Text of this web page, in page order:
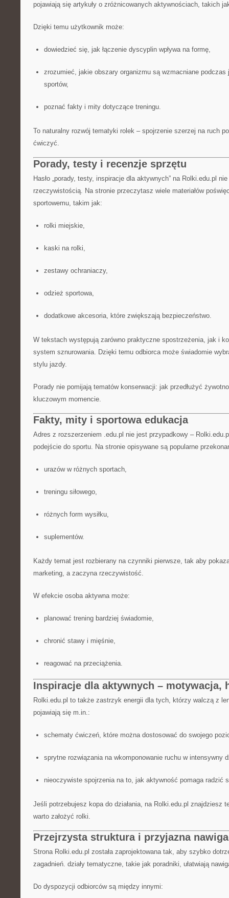
pojawiają się artykuły o zróżnicowanych aktywnościach, takich
Dzięki temu użytkownik może:
dowiedzieć się, jak łączenie dyscyplin wpływa na formę,
zrozumieć, jakie obszary organizmu są wzmacniane
sportów,
poznać fakty i mity dotyczące treningu.
To naturalny rozwój tematyki rolek – spojrzenie szerzej na ruch
ćwiczyć.
Porady, testy i recenzje sprzętu
Hasło „porady, testy, inspiracje dla aktywnych” na Rolki.edu.pl
rzeczywistością. Na stronie przeczytasz wiele materiałów
sportowemu, takim jak:
rolki miejskie,
kaski na rolki,
zestawy ochraniaczy,
odzież sportowa,
dodatkowe akcesoria, które zwiększają bezpieczeństwo.
W tekstach występują zarówno praktyczne spostrzeżenia, jak i
system sznurowania. Dzięki temu odbiorca może świadomie
stylu jazdy.
Porady nie pomijają tematów konserwacji: jak przedłużyć
kluczowym momencie.
Fakty, mity i sportowa edukacja
Adres z rozszerzeniem .edu.pl nie jest przypadkowy –
podejście do sportu. Na stronie opisywane są popularne
urazów w różnych sportach,
treningu siłowego,
różnych form wysiłku,
suplementów.
Każdy temat jest rozbierany na czynniki pierwsze, tak aby
marketing, a zaczyna rzeczywistość.
W efekcie osoba aktywna może:
planować trening bardziej świadomie,
chronić stawy i mięśnie,
reagować na przeciążenia.
Inspiracje dla aktywnych – motywacja,
Rolki.edu.pl to także zastrzyk energii dla tych, którzy walczą z
pojawiają się m.in.:
schematy ćwiczeń, które można dostosować do swojego
sprytne rozwiązania na wkomponowanie ruchu w intensywny
nieoczywiste spojrzenia na to, jak aktywność pomaga radzić
Jeśli potrzebujesz kopa do działania, na Rolki.edu.pl znajdziesz
warto założyć rolki.
Przejrzysta struktura i przyjazna
Strona Rolki.edu.pl została zaprojektowana tak, aby szybko
zagadnień. działy tematyczne, takie jak poradniki, ułatwiają
Do dyspozycji odbiorców są między innymi: